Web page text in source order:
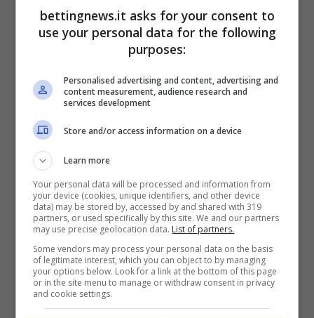
tempo a fare tutto il lavoro. Il fisico scolpito
dall’allenamento diventa protagonista
bettingnews.it asks for your consent to
use your personal data for the following
purposes:
Personalised advertising and content, advertising and
content measurement, audience research and
services development
Store and/or access information on a device
Learn more
Your personal data will be processed and information from
your device (cookies, unique identifiers, and other device
data) may be stored by, accessed by and shared with 319
partners, or used specifically by this site. We and our partners
may use precise geolocation data. List of partners.
Some vendors may process your personal data on the basis
of legitimate interest, which you can object to by managing
your options below. Look for a link at the bottom of this page
or in the site menu to manage or withdraw consent in privacy
and cookie settings.